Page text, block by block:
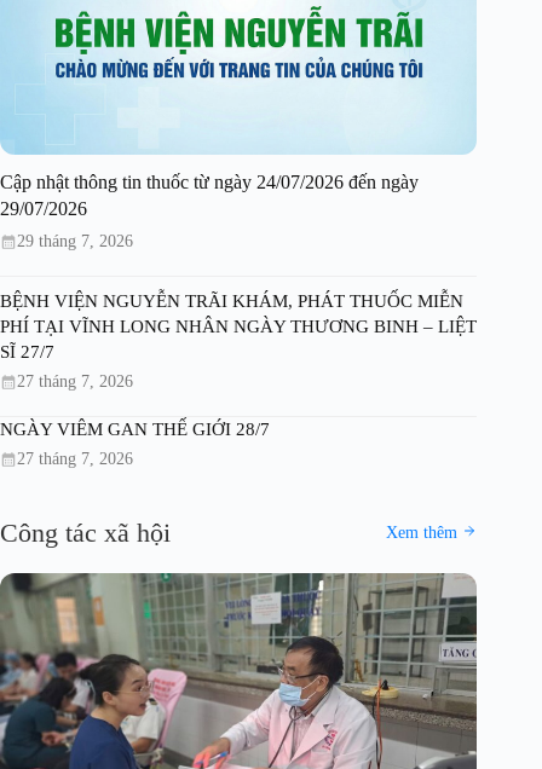
Cập nhật thông tin thuốc từ ngày 24/07/2026 đến ngày
29/07/2026
29 tháng 7, 2026
BỆNH VIỆN NGUYỄN TRÃI KHÁM, PHÁT THUỐC MIỄN
PHÍ TẠI VĨNH LONG NHÂN NGÀY THƯƠNG BINH – LIỆT
SĨ 27/7
27 tháng 7, 2026
NGÀY VIÊM GAN THẾ GIỚI 28/7
27 tháng 7, 2026
Công tác xã hội Xem thêm